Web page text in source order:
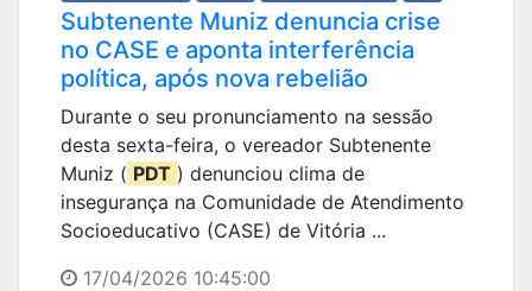
Subtenente Muniz denuncia crise
no CASE e aponta interferência
política, após nova rebelião
Durante o seu pronunciamento na sessão
desta sexta-feira, o vereador Subtenente
Muniz ( PDT ) denunciou clima de
insegurança na Comunidade de Atendimento
Socioeducativo (CASE) de Vitória ...
17/04/2026 10:45:00